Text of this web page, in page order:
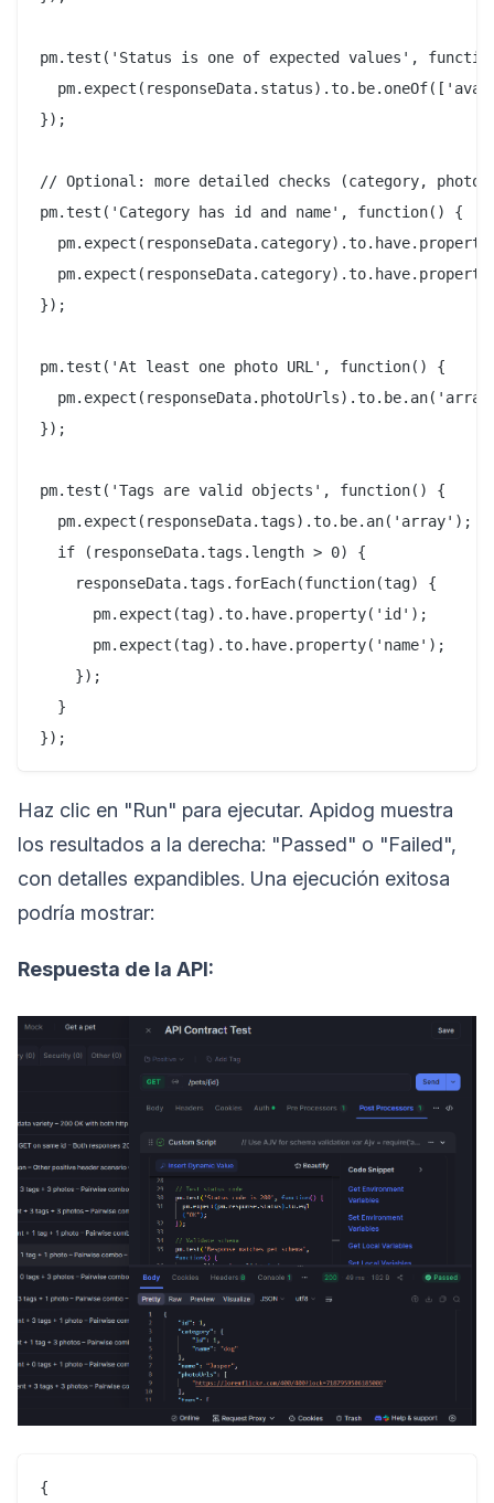
pm.test('Status is one of expected values',
});
// Optional: more detailed checks (category,
pm.test('Category has id and name', function() {
});
pm.test('At least one photo URL', function() {
});
pm.test('Tags are valid objects', function() {
  pm.expect(responseData.tags).to.be.an('array');
  if (responseData.tags.length > 0) {
    responseData.tags.forEach(function(tag) {
      pm.expect(tag).to.have.property('id');
      pm.expect(tag).to.have.property('name');
    });
  }
Haz clic en "Run" para ejecutar. Apidog muestra
los resultados a la derecha: "Passed" o "Failed",
con detalles expandibles. Una ejecución exitosa
podría mostrar:
Respuesta de la API:
{